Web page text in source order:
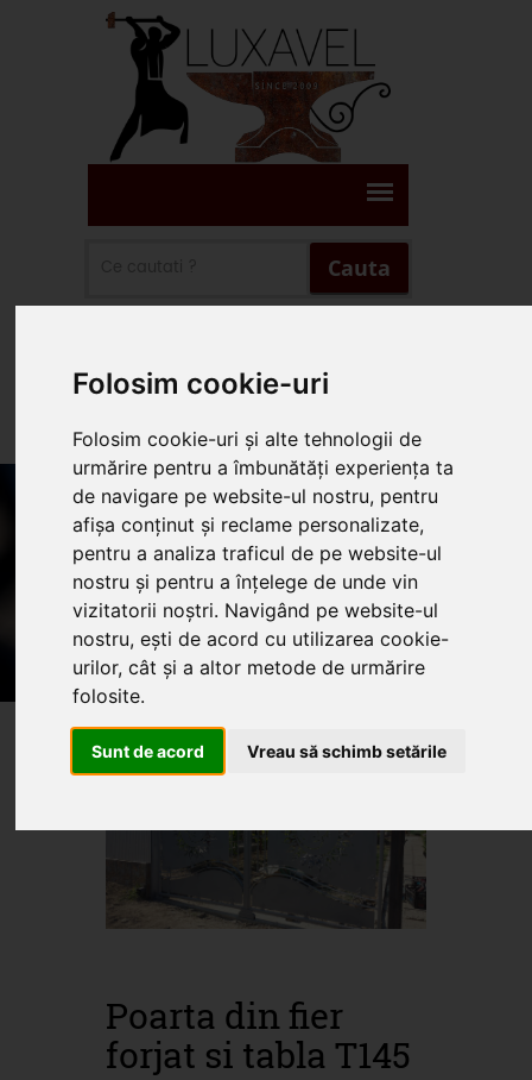
Folosim cookie-uri
Folosim cookie-uri și alte tehnologii de
urmărire pentru a îmbunătăți experiența ta
de navigare pe website-ul nostru, pentru
afișa conținut și reclame personalizate,
pentru a analiza traficul de pe website-ul
nostru și pentru a înțelege de unde vin
vizitatorii noștri. Navigând pe website-ul
nostru, ești de acord cu utilizarea cookie-
urilor, cât și a altor metode de urmărire
folosite.
Sunt de acord Vreau să schimb setările
Cauta
Home Produse Oferte
Servicii
Articole
Oferte promotionale si
produse din fier forjat
Poarta din fier
forjat si tabla T145